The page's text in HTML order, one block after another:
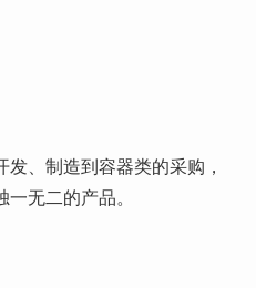
发、制造到容器类的采购，
无二的产品。